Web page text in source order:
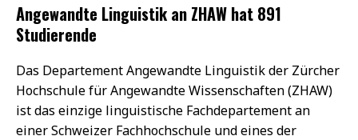
Angewandte Linguistik an ZHAW hat 891
Studierende
Das Departement Angewandte Linguistik der Zürcher
Hochschule für Angewandte Wissenschaften (ZHAW)
ist das einzige linguistische Fachdepartement an
einer Schweizer Fachhochschule und eines der